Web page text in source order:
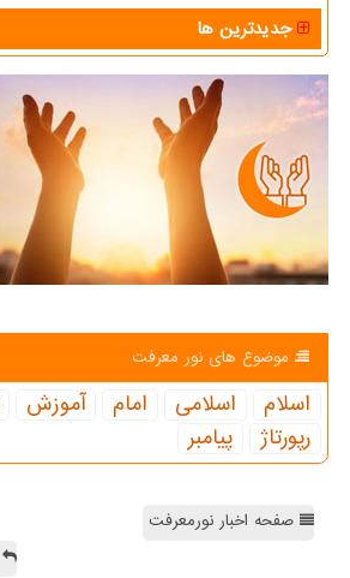
جدیدترین ها
موضوع های نور معرفت
اسلام اسلامی امام آموزش
رپورتاژ
پیامبر
صفحه اخبار نورمعرفت